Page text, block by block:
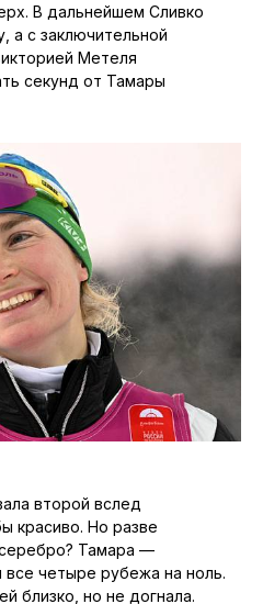
В дальнейшем Сливко
а с заключительной
Метеля
секунд от Тамары
второй вслед
красиво. Но разве
Тамара —
четыре рубежа на ноль.
близко, но не догнала.